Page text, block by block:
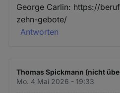
George Carlin: https://
zehn-gebote/
Antworten
Thomas Spickmann (nicht
Mo. 4 Mai 2026 - 19:33